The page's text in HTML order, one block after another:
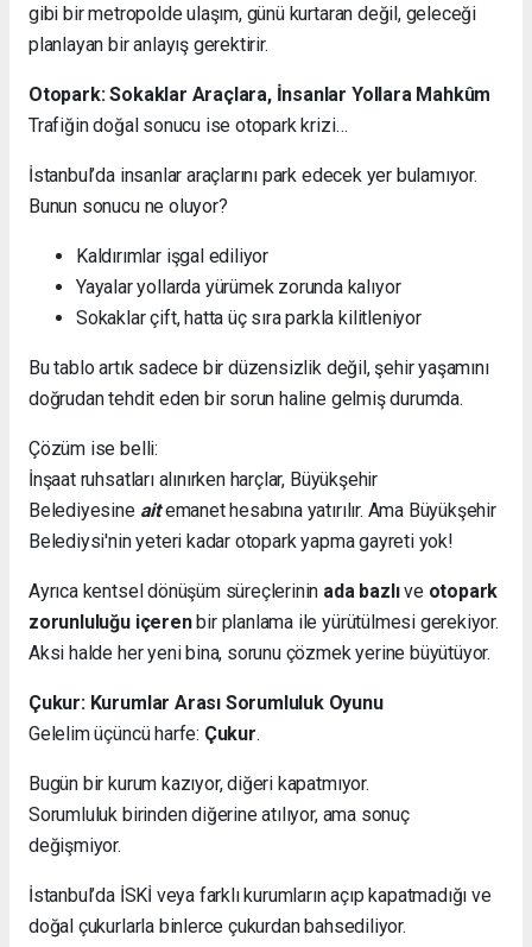
gibi bir metropolde ulaşım, günü kurtaran değil, geleceği
planlayan bir anlayış gerektirir.
Otopark: Sokaklar Araçlara, İnsanlar Yollara Mahkûm
Trafiğin doğal sonucu ise otopark krizi…
İstanbul’da insanlar araçlarını park edecek yer bulamıyor.
Bunun sonucu ne oluyor?
Kaldırımlar işgal ediliyor
Yayalar yollarda yürümek zorunda kalıyor
Sokaklar çift, hatta üç sıra parkla kilitleniyor
Bu tablo artık sadece bir düzensizlik değil, şehir yaşamını
doğrudan tehdit eden bir sorun haline gelmiş durumda.
Çözüm ise belli:
İnşaat ruhsatları alınırken harçlar, Büyükşehir
Belediyesine aitemanet hesabına yatırılır. Ama Büyükşehir
Belediysi'nin yeteri kadar otopark yapma gayreti yok!
Ayrıca kentsel dönüşüm süreçlerinin ada bazlıve otopark
zorunluluğu içerenbir planlama ile yürütülmesi gerekiyor.
Aksi halde her yeni bina, sorunu çözmek yerine büyütüyor.
Çukur: Kurumlar Arası Sorumluluk Oyunu
Gelelim üçüncü harfe: Çukur.
Bugün bir kurum kazıyor, diğeri kapatmıyor.
Sorumluluk birinden diğerine atılıyor, ama sonuç
değişmiyor.
İstanbul’da İSKİ veya farklı kurumların açıp kapatmadığı ve
doğal çukurlarla binlerce çukurdan bahsediliyor.